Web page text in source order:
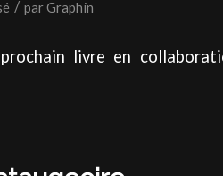
/ parGraphin
livre en